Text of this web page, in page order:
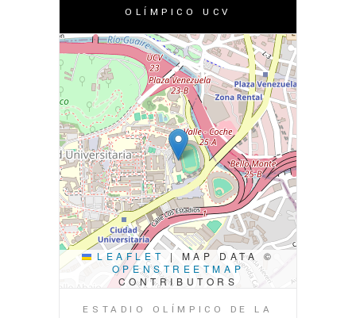
OLÍMPICO UCV
LEAFLET |
MAP DATA ©
OPENSTREETMAP
CONTRIBUTORS
ESTADIO OLÍMPICO DE LA